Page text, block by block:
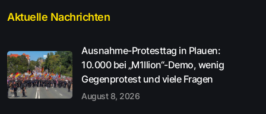
Aktuelle Nachrichten
Ausnahme-Protesttag in Plauen:
10.000 bei „M1llion“-Demo, wenig
Gegenprotest und viele Fragen
August 8, 2026